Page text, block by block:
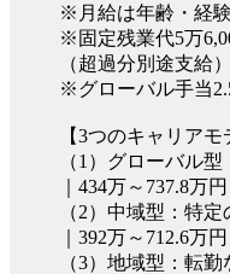
※月給は年齢・経
※固定残業代5万
（超過分別途支給）
※グローバル手当
【3つのキャリア
（1）グローバル
｜434万～737.8万円
（2）中域型：特
｜392万～712.6万円
（3）地域型：転勤